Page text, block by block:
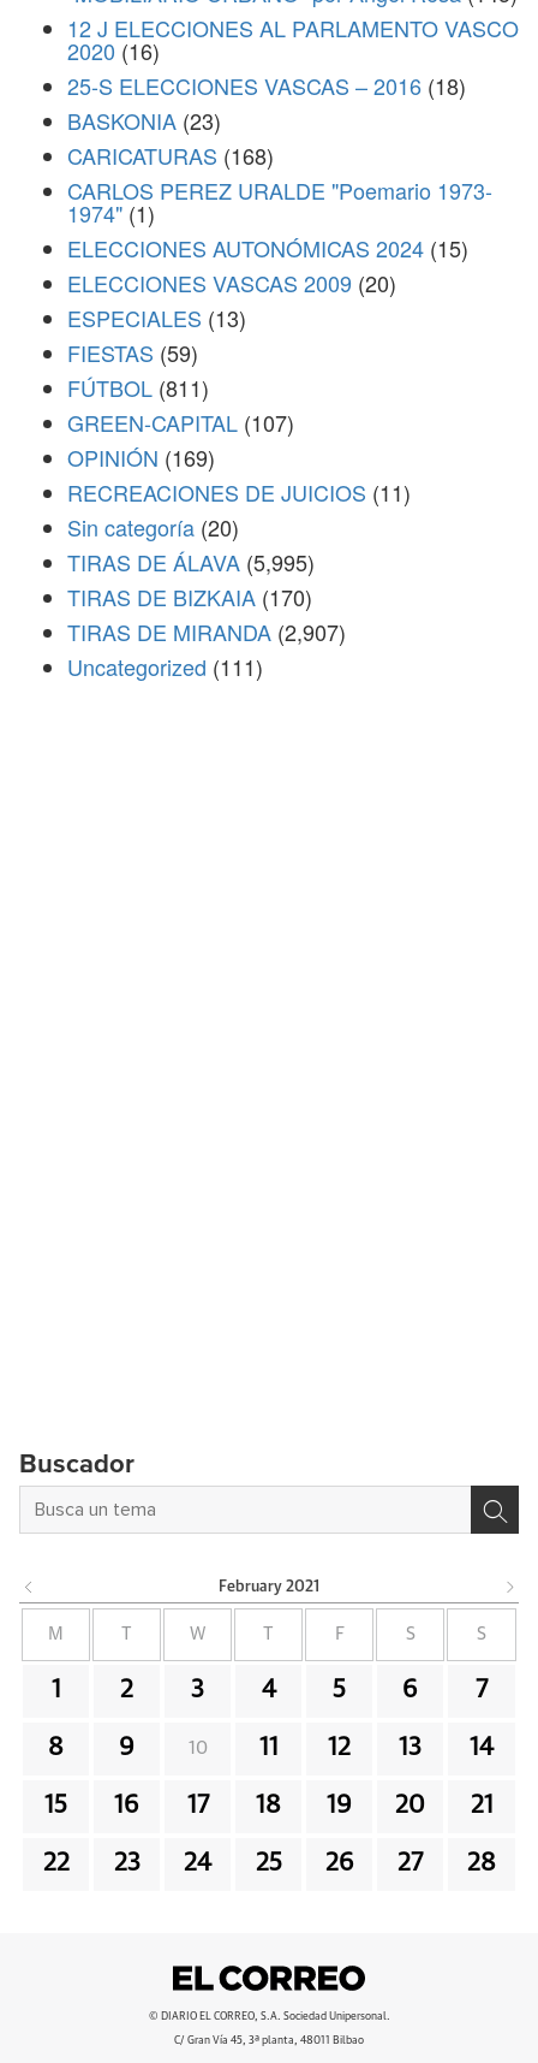
12 J ELECCIONES AL PARLAMENTO VASCO
2020 (16)
25-S ELECCIONES VASCAS – 2016 (18)
BASKONIA (23)
CARICATURAS (168)
CARLOS PEREZ URALDE "Poemario 1973-
1974" (1)
ELECCIONES AUTONÓMICAS 2024 (15)
ELECCIONES VASCAS 2009 (20)
ESPECIALES (13)
FIESTAS (59)
FÚTBOL (811)
GREEN-CAPITAL (107)
OPINIÓN (169)
RECREACIONES DE JUICIOS (11)
Sin categoría (20)
TIRAS DE ÁLAVA (5,995)
TIRAS DE BIZKAIA (170)
TIRAS DE MIRANDA (2,907)
Uncategorized (111)
Buscador
February 2021
M W F S S
1 2 3 4 5 6 7
8 9 10 11 12 13 14
15 16 17 18 19 20 21
22 23 24 25 26 27 28
© DIARIO EL CORREO, S.A. Sociedad Unipersonal.
C/ Gran Vía 45, 3ª planta, 48011 Bilbao